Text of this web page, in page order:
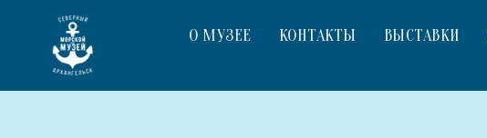
О МУЗЕЕ КОНТАКТЫ ВЫСТАВКИ